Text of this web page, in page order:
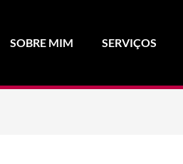
SOBRE MIM SERVIÇOS